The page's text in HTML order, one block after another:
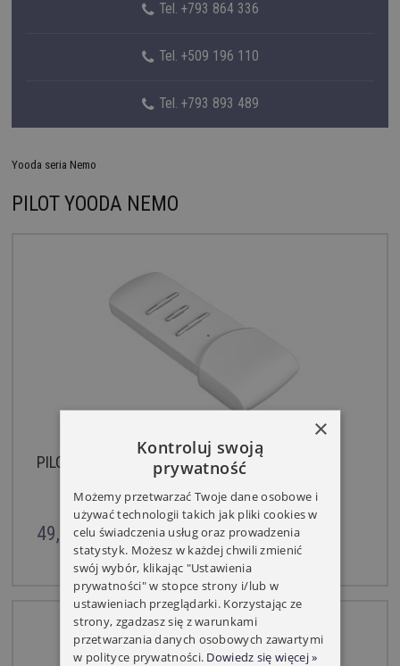
Tel. +793 864 336
Tel. +509 196 110
Tel. +793 893 489
Yooda seria Nemo
PILOT YOODA NEMO
PILOT YOODA NEMO 1 KANAŁOWY
49,00 zł
×
Kontroluj swoją
prywatność
Możemy przetwarzać Twoje dane osobowe i
używać technologii takich jak pliki cookies w
celu świadczenia usług oraz prowadzenia
statystyk. Możesz w każdej chwili zmienić
swój wybór, klikając "Ustawienia
prywatności" w stopce strony i/lub w
ustawieniach przeglądarki. Korzystając ze
strony, zgadzasz się z warunkami
przetwarzania danych osobowych zawartymi
w polityce prywatności. Dowiedz się więcej »